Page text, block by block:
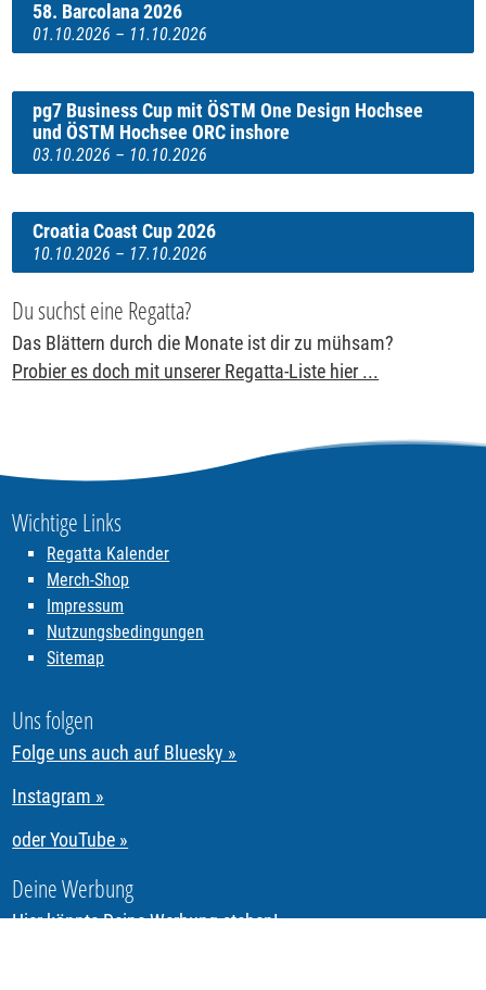
58. Barcolana 2026
01.10.2026 – 11.10.2026
pg7 Business Cup mit ÖSTM One Design Hochsee
und ÖSTM Hochsee ORC inshore
03.10.2026 – 10.10.2026
Croatia Coast Cup 2026
10.10.2026 – 17.10.2026
Du suchst eine Regatta?
Das Blättern durch die Monate ist dir zu mühsam?
Probier es doch mit unserer Regatta-Liste hier ...
Wichtige Links
Regatta Kalender
Merch-Shop
Impressum
Nutzungsbedingungen
Sitemap
Uns folgen
Folge uns auch auf Bluesky »
Instagram »
oder YouTube »
Deine Werbung
Hier könnte Deine Werbung stehen!